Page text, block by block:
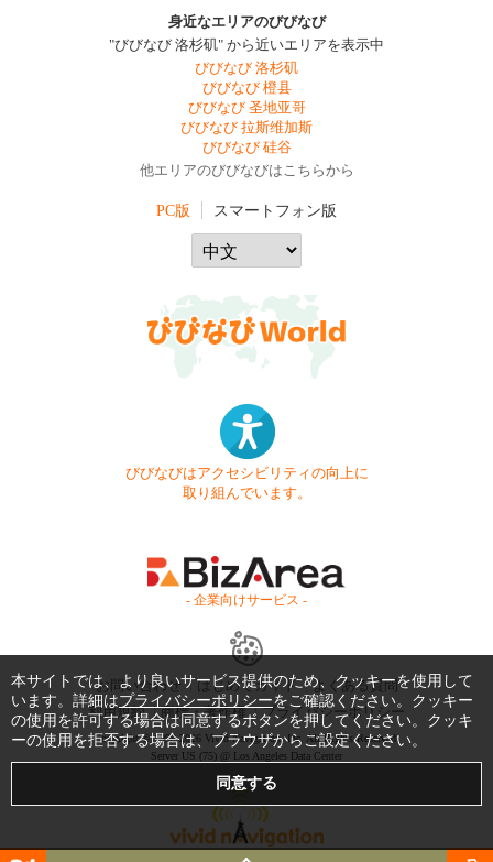
身近なエリアのびびなび
"びびなび 洛杉矶" から近いエリアを表示中
びびなび 洛杉矶
びびなび 橙县
びびなび 圣地亚哥
びびなび 拉斯维加斯
びびなび 硅谷
他エリアのびびなびはこちらから
PC版 スマートフォン版
びびなびはアクセシビリティの向上に
取り組んでいます。
- 企業向けサービス -
お問い合わせ はじめてガイド
よくある質問
利用規約
商標・著作権 プライバシーポリシー
Copyright © 1999-2026 Vivid Navigation, Inc. All Rights Reserved.
Server US (75) @ Los Angeles Data Center
本サイトでは、より良いサービス提供のため、クッキーを使用して
います。詳細はプライバシーポリシーをご確認ください。クッキー
の使用を許可する場合は同意するボタンを押してください。クッキ
ーの使用を拒否する場合は、ブラウザからご設定ください。